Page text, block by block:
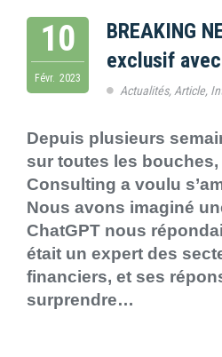
10
Févr. 2023
BREAKING
exclusif
Actualités, Article,
Depuis plusieurs
sur toutes les bouches,
Consulting a voulu
Nous avons imaginé
ChatGPT nous
était un expert des
financiers, et ses
surprendre…